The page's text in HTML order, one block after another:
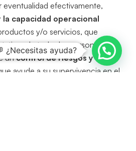
eventualidad efectivamente,
la capacidad operacional
y/o servicios, que
de todas las personas
uncontrol de riesgos y
que ayude a su supervivencia en el
¿Necesitas ayuda?